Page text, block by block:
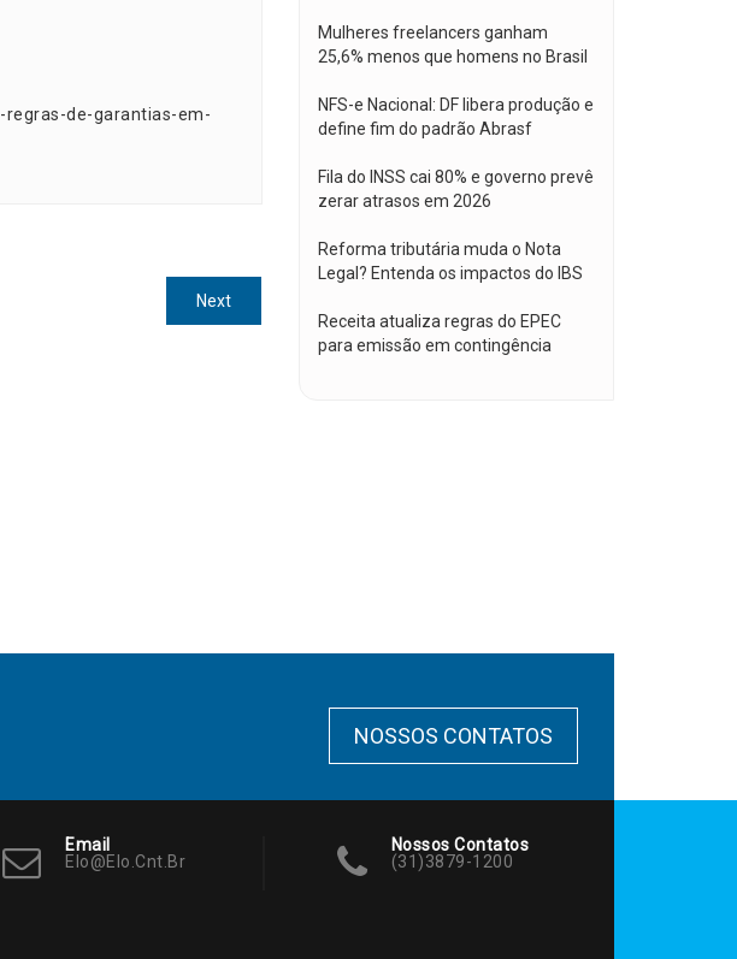
de-garantias-em-
NextNext
post:
Mulheres freelancers ganham
25,6% menos que homens no Brasil
NFS-e Nacional: DF libera produção e
define fim do padrão Abrasf
Fila do INSS cai 80% e governo prevê
zerar atrasos em 2026
Reforma tributária muda o Nota
Legal? Entenda os impactos do IBS
Receita atualiza regras do EPEC
para emissão em contingência
NOSSOS CONTATOS
Email
Elo@elo.cnt.br
Nossos Contatos
(31)3879-1200